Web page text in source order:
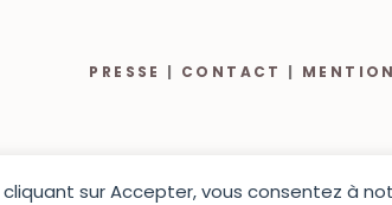
sur Accepter, vous consentez à
PRESSE | CONTACT |